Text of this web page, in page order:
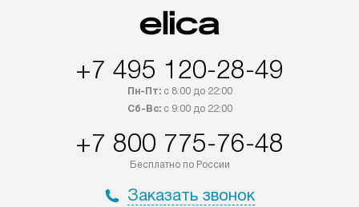
Возможна доставка товаров по
+7 495 120-28-49
Пн-Пт:с 8:00 до 22:00
Сб-Вс:с 9:00 до 22:00
+7 800 775-76-48
Бесплатно по России
Заказать звонок